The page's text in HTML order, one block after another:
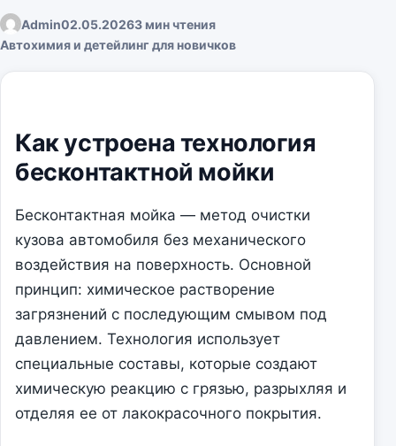
Admin02.05.20263 мин чтения
Автохимия и детейлинг для новичков
Как устроена технология
бесконтактной мойки
Бесконтактная мойка — метод очистки
кузова автомобиля без механического
воздействия на поверхность. Основной
принцип: химическое растворение
загрязнений с последующим смывом под
давлением. Технология использует
специальные составы, которые создают
химическую реакцию с грязью, разрыхляя и
отделяя ее от лакокрасочного покрытия.